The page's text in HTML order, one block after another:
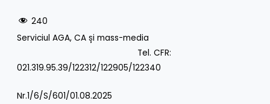
240
Serviciul AGA, CA și mass-media
Tel. CFR:
021.319.95.39/122312/122905/122340
Nr.1/6/S/601/01.08.2025